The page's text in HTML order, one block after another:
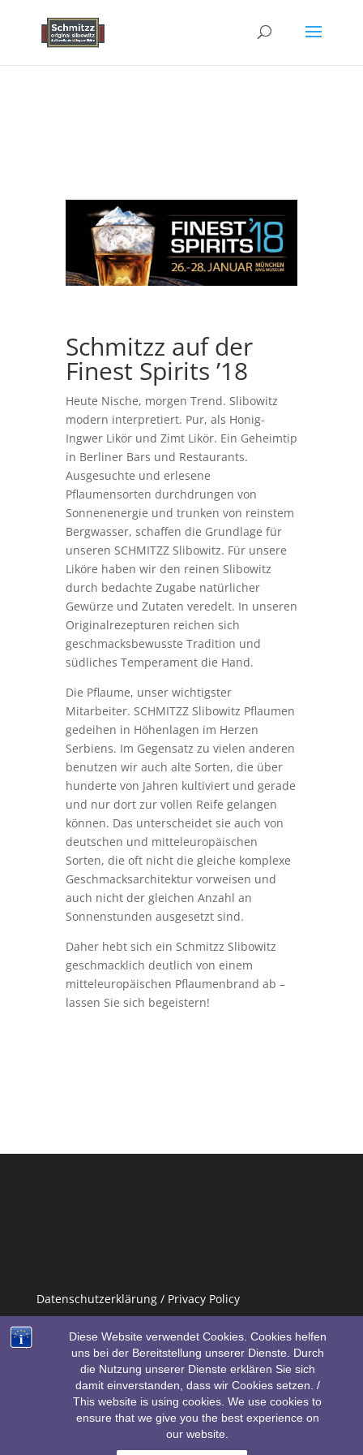
Diese Website verwendet Cookies. Cookies helfen
uns bei der Bereitstellung unserer Dienste. Durch
die Nutzung unserer Dienste erklären Sie sich
damit einverstanden, dass wir Cookies setzen. /
This website is using cookies. We use cookies to
ensure that we give you the best experience on
our website.
Schmitzz auf der
Finest Spirits ’18
Heute Nische, morgen Trend. Slibowitz
modern interpretiert. Pur, als Honig-
Ingwer Likör und Zimt Likör. Ein Geheimtip
in Berliner Bars und Restaurants.
Ausgesuchte und erlesene
Pflaumensorten durchdrungen von
Sonnenenergie und trunken von reinstem
Bergwasser, schaffen die Grundlage für
unseren SCHMITZZ Slibowitz. Für unsere
Liköre haben wir den reinen Slibowitz
durch bedachte Zugabe natürlicher
Gewürze und Zutaten veredelt. In unseren
Originalrezepturen reichen sich
geschmacksbewusste Tradition und
südliches Temperament die Hand.
Die Pflaume, unser wichtigster
Mitarbeiter. SCHMITZZ Slibowitz Pflaumen
gedeihen in Höhenlagen im Herzen
Serbiens. Im Gegensatz zu vielen anderen
benutzen wir auch alte Sorten, die über
hunderte von Jahren kultiviert und gerade
und nur dort zur vollen Reife gelangen
können. Das unterscheidet sie auch von
deutschen und mitteleuropäischen
Sorten, die oft nicht die gleiche komplexe
Geschmacksarchitektur vorweisen und
auch nicht der gleichen Anzahl an
Sonnenstunden ausgesetzt sind.
Daher hebt sich ein Schmitzz Slibowitz
geschmacklich deutlich von einem
mitteleuropäischen Pflaumenbrand ab –
lassen Sie sich begeistern!
Datenschutzerklärung / Privacy Policy